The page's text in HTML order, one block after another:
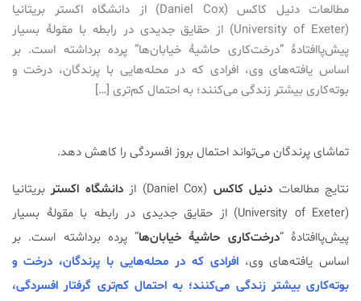
مطالعات دنیل کاکس (Daniel Cox) از دانشگاه اکستر بریتانیا
(University of Exeter) از حقایق جدیدی در رابطه با مقولۀ بسیار
پیش‌پاافتادۀ “درخت‌کاری حاشیۀ خیابان‌ها” پرده برداشته است. بر
اساس یافته‌های وی، افرادی که در محله‌هایی با پرندگان، درخت و
بوته‌کاری بیشتر زندگی می‌کنند؛ به احتمال کم‌تری […]
تماشای پرندگان می‌تواند احتمال بروز افسردگی را کاهش دهد.
نتایج مطالعات دنیل کاکس (Daniel Cox) از دانشگاه اکستربریتانیا
(University of Exeter) از حقایق جدیدی در رابطه با مقولۀ بسیار
پیش‌پاافتادۀ “درخت‌کاری حاشیۀ خیابان‌ها” پرده برداشته است. بر
اساس یافته‌های وی، افرادی که در محله‌هایی با پرندگان، درخت و
بوته‌کاری بیشتر زندگی می‌کنند؛ به احتمال کم‌تری گرفتار افسردگی،